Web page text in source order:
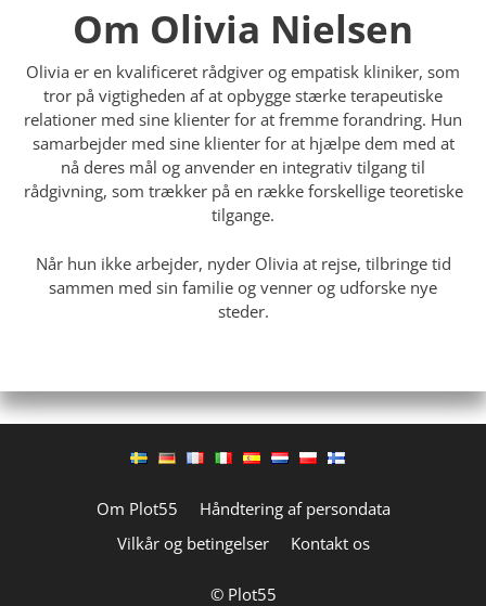
Om Olivia Nielsen
Olivia er en kvalificeret rådgiver og empatisk kliniker, som
tror på vigtigheden af at opbygge stærke terapeutiske
relationer med sine klienter for at fremme forandring. Hun
samarbejder med sine klienter for at hjælpe dem med at
nå deres mål og anvender en integrativ tilgang til
rådgivning, som trækker på en række forskellige teoretiske
tilgange.
Når hun ikke arbejder, nyder Olivia at rejse, tilbringe tid
sammen med sin familie og venner og udforske nye
steder.
Om Plot55
Håndtering af persondata
Vilkår og betingelser
Kontakt os
© Plot55